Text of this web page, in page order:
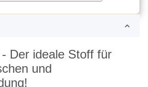
Der ideale Stoff für
und